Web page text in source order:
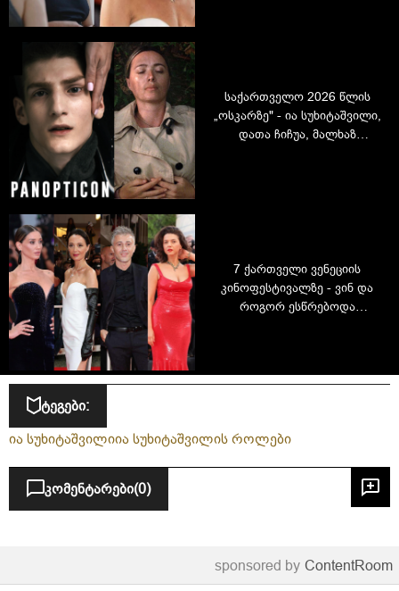
საქართველო 2026 წლის
„ოსკარზე" - ია სუხიტაშვილი,
დათა ჩიჩუა, მალხაზ
7 ქართველი ვენეციის
კინოფესტივალზე - ვინ და
როგორ ესწრებოდა
ტეგები:
ია სუხიტაშვილიია სუხიტაშვილის როლები
კომენტარები(0)
sponsored by ContentRoom